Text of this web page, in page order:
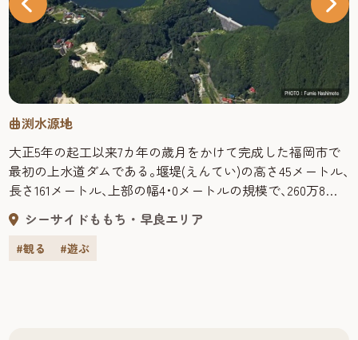
10分，車で約3分の「梶原博多人形工房」へ。 400年以上の
歴史を持つ「博多人形」。かつては「博多に行くときは一
人でも，帰りは人形と二人連れ」と歌われたように，福岡
の主要なお土産品としても有名です。博多人形の材料は，
土粘土。その風合いを生かした優しい質感が特徴です。
「梶原博多人形工房」は，博多人形界における代表的な技
能者であり，国指定の伝統工芸士「梶原正二」氏の工房で
す。 「梶原博多人形工房」では，ネコ・犬の動物などから
自由に選んだ人形に，絵付けすることができます。 人形
は，福岡市南部にある「油山」の土から作った粘土を使用
し，ボンドを混ぜて色持ちや色付きを良くしている絵具で
色を塗ります。 困ったこと，分からないことは，いつでも
つだけのオリジナルの博多人形を作ってみましょう！ 「梶
曲渕水源地
大正5年の起工以来7カ年の歳月をかけて完成した福岡市で
最初の上水道ダムである｡堰堤(えんてい)の高さ45メートル､
長さ161メートル､上部の幅4･0メートルの規模で､260万8千
トンの貯水が可能な重力式ダムである｡当初は12万人へ給水
をしていたが､市勢の発展と共にダムも拡張工事が行われ､
現在の大きさになった｡
シーサイドももち・早良エリア
#観る #遊ぶ